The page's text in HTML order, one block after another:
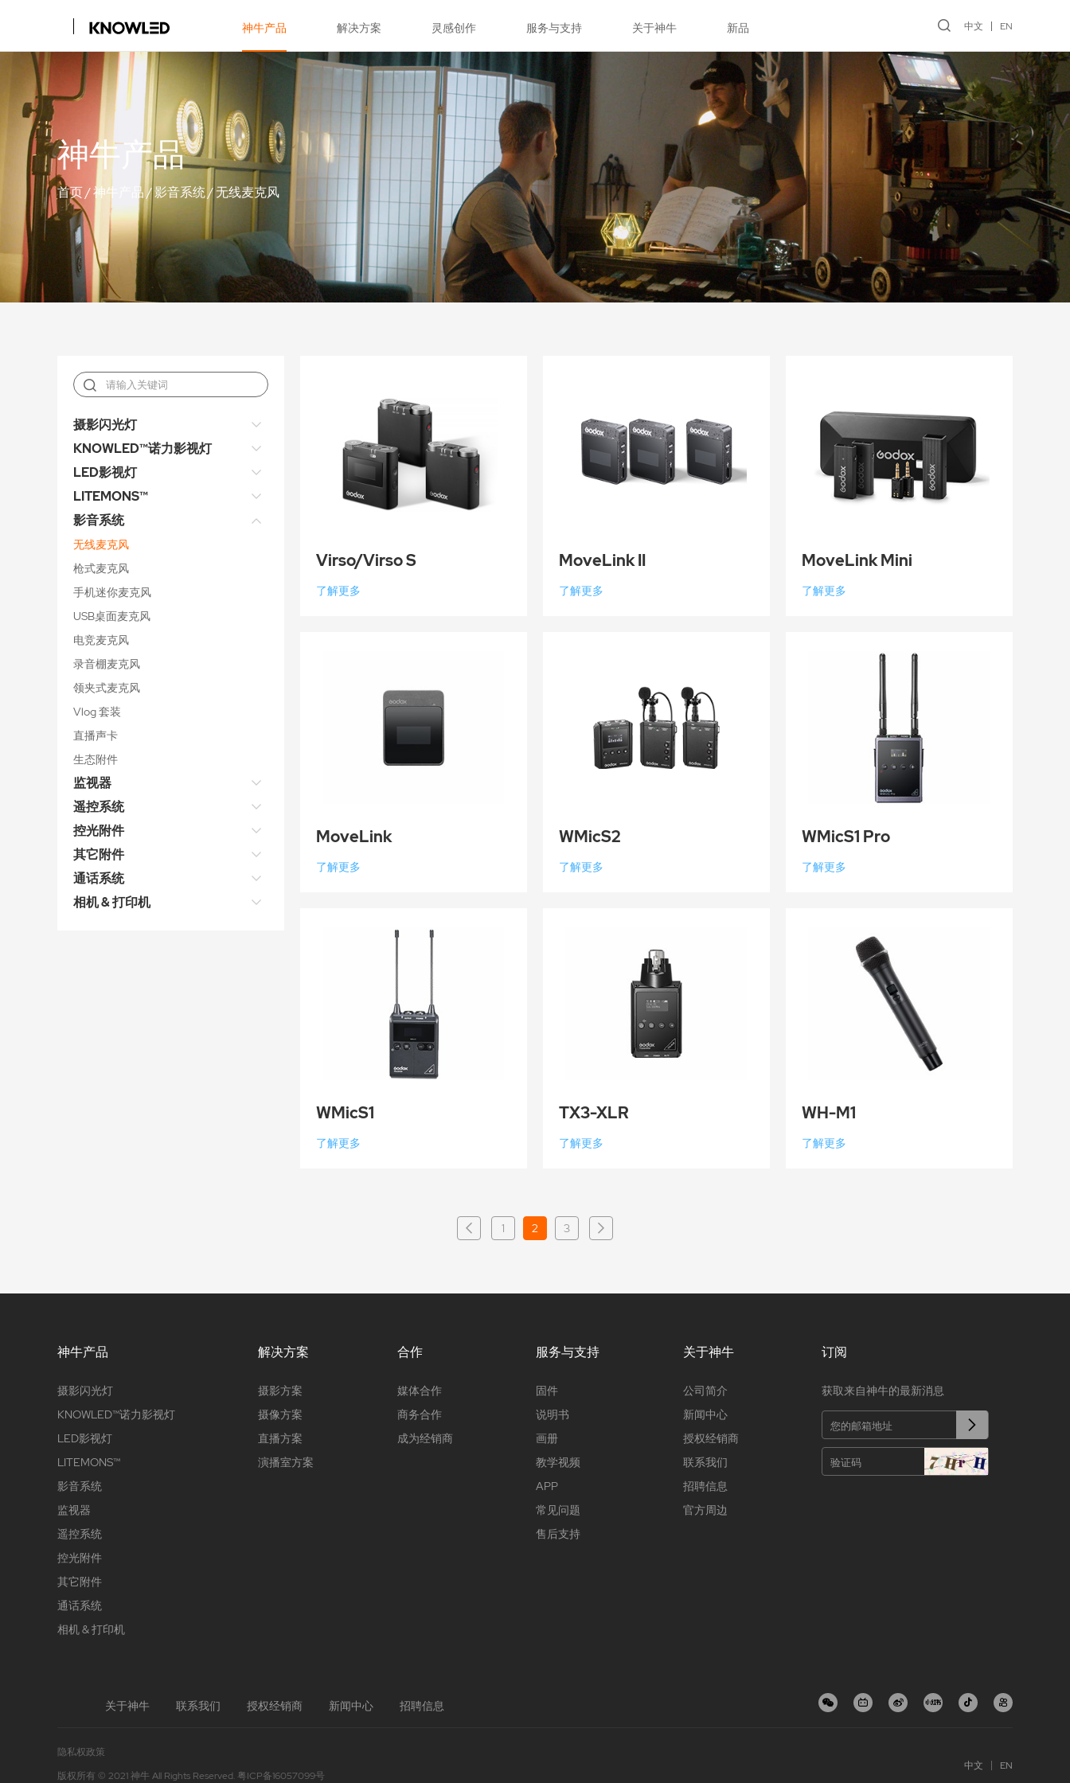
神牛产品 解决方案 灵感创作 服务与支持 关于神牛 新品 中文 EN
神牛产品
首页/神牛产品/影音系统/无线麦克风
摄影闪光灯
KNOWLED™诺力影视灯
LED影视灯
LITEMONS™
影音系统
无线麦克风
枪式麦克风
手机迷你麦克风
USB桌面麦克风
电竞麦克风
录音棚麦克风
领夹式麦克风
Vlog 套装
直播声卡
生态附件
监视器
遥控系统
控光附件
其它附件
通话系统
相机 & 打印机
Virso/Virso S
了解更多
MoveLink II
了解更多
MoveLink Mini
了解更多
MoveLink
了解更多
WMicS2
了解更多
WMicS1 Pro
了解更多
WMicS1
了解更多
TX3-XLR
了解更多
WH-M1
了解更多
1 2 3
神牛产品
摄影闪光灯
KNOWLED™诺力影视灯
LED影视灯
LITEMONS™
影音系统
监视器
遥控系统
控光附件
其它附件
通话系统
相机 & 打印机
解决方案
摄影方案
摄像方案
直播方案
演播室方案
合作
媒体合作
商务合作
成为经销商
服务与支持
固件
说明书
画册
教学视频
APP
常见问题
售后支持
关于神牛
公司简介
新闻中心
授权经销商
联系我们
招聘信息
官方周边
订阅
获取来自神牛的最新消息
关于神牛 联系我们 授权经销商 新闻中心 招聘信息
隐私权政策
版权所有 © 2021 神牛 All Rights Reserved.粤ICP备16057099号
中文 EN